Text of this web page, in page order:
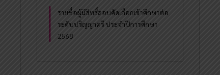
รายชื่อผู้มีสิทธิ์สอบคัดเลือกเข้าศึกษาต่อ
ระดับปริญญาตรี ประจำปีการศึกษา
2568